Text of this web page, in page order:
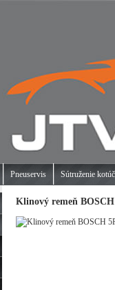
Pneuservis Sútruženie
Klinový remeň